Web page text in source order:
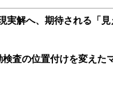
実解へ、期待される「
査の位置付けを変えた